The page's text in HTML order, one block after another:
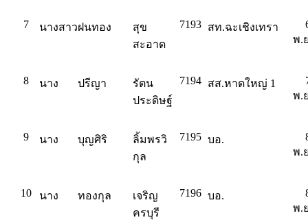
7 นางสาวฝนทอง
สุข
สะอาด
7193 สท.ฉะเชิงเทรา
พ.
8 นาง ปรีญา
รัตน
ประดิษฐ์
7194 สส.หาดใหญ่ 1
พ.
9 นาง บุญศิริ
ลิ้มพรวิ
กุล
7195 บอ.
พ.
10 นาง ทองกุล
เจริญ
ครบุรี
7196 บอ.
พ.